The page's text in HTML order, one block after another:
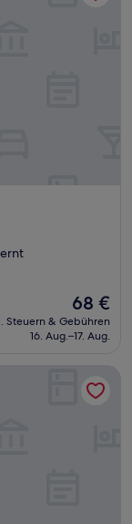
Der
Preis
beträgt
68 €
Steuern & Gebühren
16. Aug.–17. Aug.